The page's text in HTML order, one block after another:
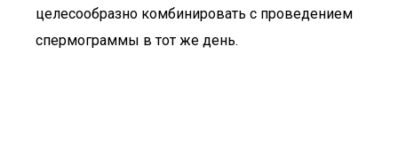
целесообразно комбинировать с проведением
спермограммы в тот же день.